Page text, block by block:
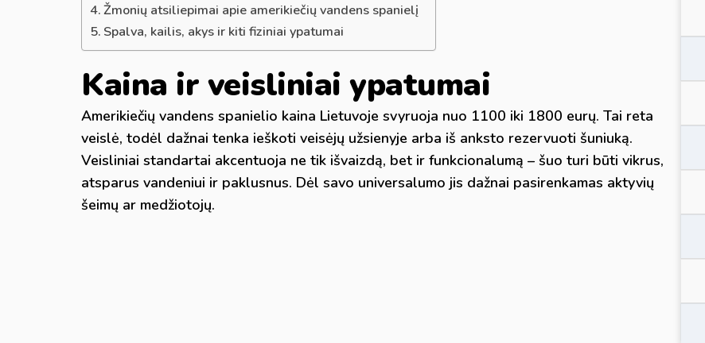
Žmonių atsiliepimai apie amerikiečių vandens spanielį
Spalva, kailis, akys ir kiti fiziniai ypatumai
Kaina ir veisliniai ypatumai
Amerikiečių vandens spanielio kaina Lietuvoje svyruoja nuo 1100 iki 1800 eurų. Tai reta
veislė, todėl dažnai tenka ieškoti veisėjų užsienyje arba iš anksto rezervuoti šuniuką.
Veisliniai standartai akcentuoja ne tik išvaizdą, bet ir funkcionalumą – šuo turi būti vikrus,
atsparus vandeniui ir paklusnus. Dėl savo universalumo jis dažnai pasirenkamas aktyvių
šeimų ar medžiotojų.